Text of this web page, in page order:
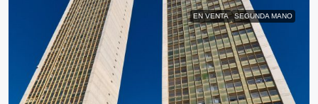
EN VENTA SEGUNDA MANO